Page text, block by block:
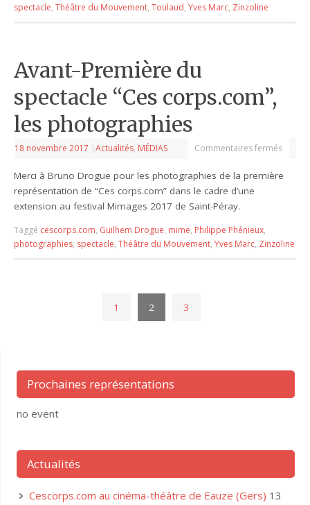
spectacle,Théâtre du Mouvement,Toulaud,Yves Marc, Zinzoline
Avant-Première du
spectacle “Ces corps.com”,
les photographies
18 novembre 2017 |Actualités, MÉDIAS Commentaires fermés
Merci à Bruno Drogue pour les photographies de la première
représentation de “Ces corps.com” dans le cadre d’une
extension au festival Mimages 2017 de Saint-Péray.
Taggé cescorps.com, Guilhem Drogue, mime, Philippe Phénieux,
photographies, spectacle,Théâtre du Mouvement,Yves Marc, Zinzoline
1 2 3
Prochaines représentations
no event
Actualités
Cescorps.com au cinéma-théâtre de Eauze (Gers) 13